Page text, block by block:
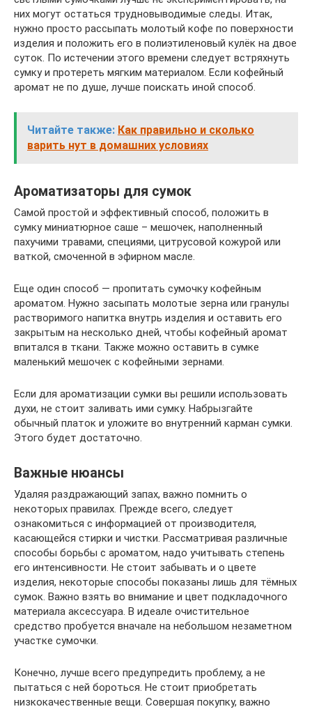
них могут остаться трудновыводимые следы. Итак,
нужно просто рассыпать молотый кофе по поверхности
изделия и положить его в полиэтиленовый кулёк на двое
суток. По истечении этого времени следует встряхнуть
сумку и протереть мягким материалом. Если кофейный
аромат не по душе, лучше поискать иной способ.
Читайте также: Как правильно и сколько
варить нут в домашних условиях
Ароматизаторы для сумок
Самой простой и эффективный способ, положить в
сумку миниатюрное саше – мешочек, наполненный
пахучими травами, специями, цитрусовой кожурой или
ваткой, смоченной в эфирном масле.
Еще один способ — пропитать сумочку кофейным
ароматом. Нужно засыпать молотые зерна или гранулы
растворимого напитка внутрь изделия и оставить его
закрытым на несколько дней, чтобы кофейный аромат
впитался в ткани. Также можно оставить в сумке
маленький мешочек с кофейными зернами.
Если для ароматизации сумки вы решили использовать
духи, не стоит заливать ими сумку. Набрызгайте
обычный платок и уложите во внутренний карман сумки.
Этого будет достаточно.
Важные нюансы
Удаляя раздражающий запах, важно помнить о
некоторых правилах. Прежде всего, следует
ознакомиться с информацией от производителя,
касающейся стирки и чистки. Рассматривая различные
способы борьбы с ароматом, надо учитывать степень
его интенсивности. Не стоит забывать и о цвете
изделия, некоторые способы показаны лишь для тёмных
сумок. Важно взять во внимание и цвет подкладочного
материала аксессуара. В идеале очистительное
средство пробуется вначале на небольшом незаметном
участке сумочки.
Конечно, лучше всего предупредить проблему, а не
пытаться с ней бороться. Не стоит приобретать
низкокачественные вещи. Совершая покупку, важно